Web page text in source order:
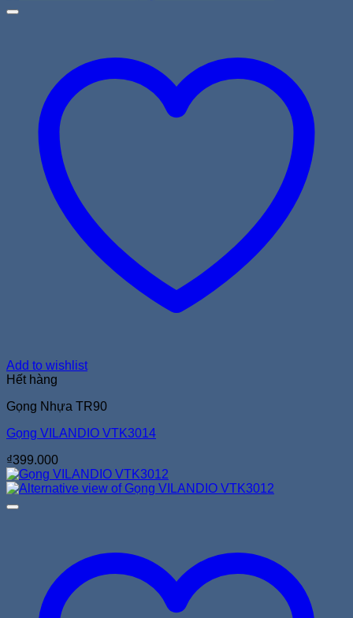
Add to wishlist
Hết hàng
Gọng Nhựa TR90
Gọng VILANDIO VTK3014
₫399.000